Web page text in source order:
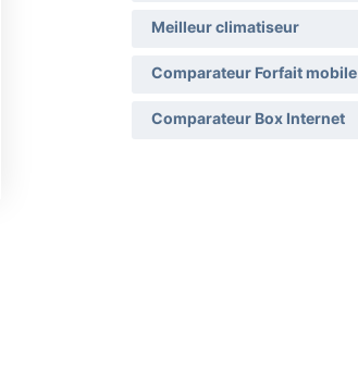
Meilleur climatiseur
Comparateur Forfait mobile
Comparateur Box Internet